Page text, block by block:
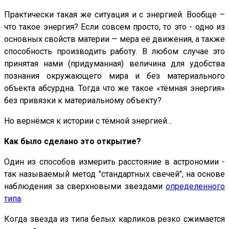
Практически такая же ситуация и с энергией. Вообще –
что такое энергия? Если совсем просто, то это - одно из
основных свойств материи — мера её движения, а также
способность производить работу. В любом случае это
принятая нами (придуманная) величина для удобства
познания окружающего мира и без материального
объекта абсурдна. Тогда что же такое «тёмная энергия»
без привязки к материальному объекту?
Но вернёмся к истории с тёмной энергией…
Как было сделано это открытие?
Один из способов измерить расстояние в астрономии -
так называемый метод "стандартных свечей", на основе
наблюдения за сверхновыми звездами определенного
типа.
Когда звезда из типа белых карликов резко сжимается